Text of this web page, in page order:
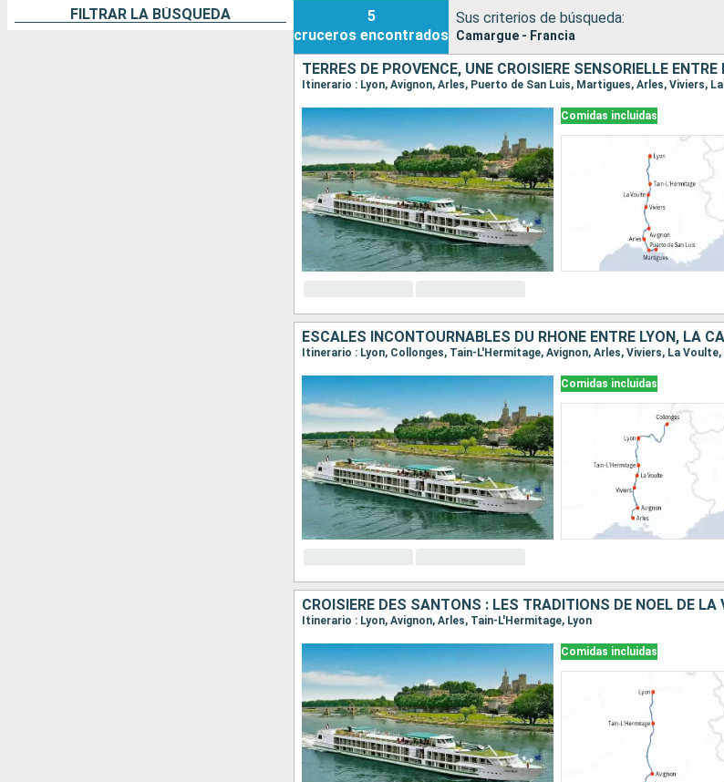
FILTRAR LA BÚSQUEDA
5
cruceros encontrados
Sus criterios de búsqueda:
Camargue - Francia
Itinerario : Lyon, Avignon, Arles, Puerto de San Luis, Martigues, Arles, Viviers,
Comidas incluidas
Itinerario : Lyon, Collonges, Tain-L'Hermitage, Avignon, Arles, Viviers, La Voulte,
Comidas incluidas
CROISIÈRE DES SANTONS : LES TRADITIONS DE NOËL DE LA
Itinerario : Lyon, Avignon, Arles, Tain-L'Hermitage, Lyon
Comidas incluidas